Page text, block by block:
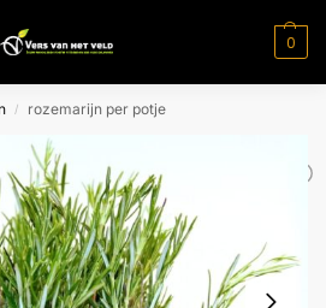
0
/ rozemarijn per potje